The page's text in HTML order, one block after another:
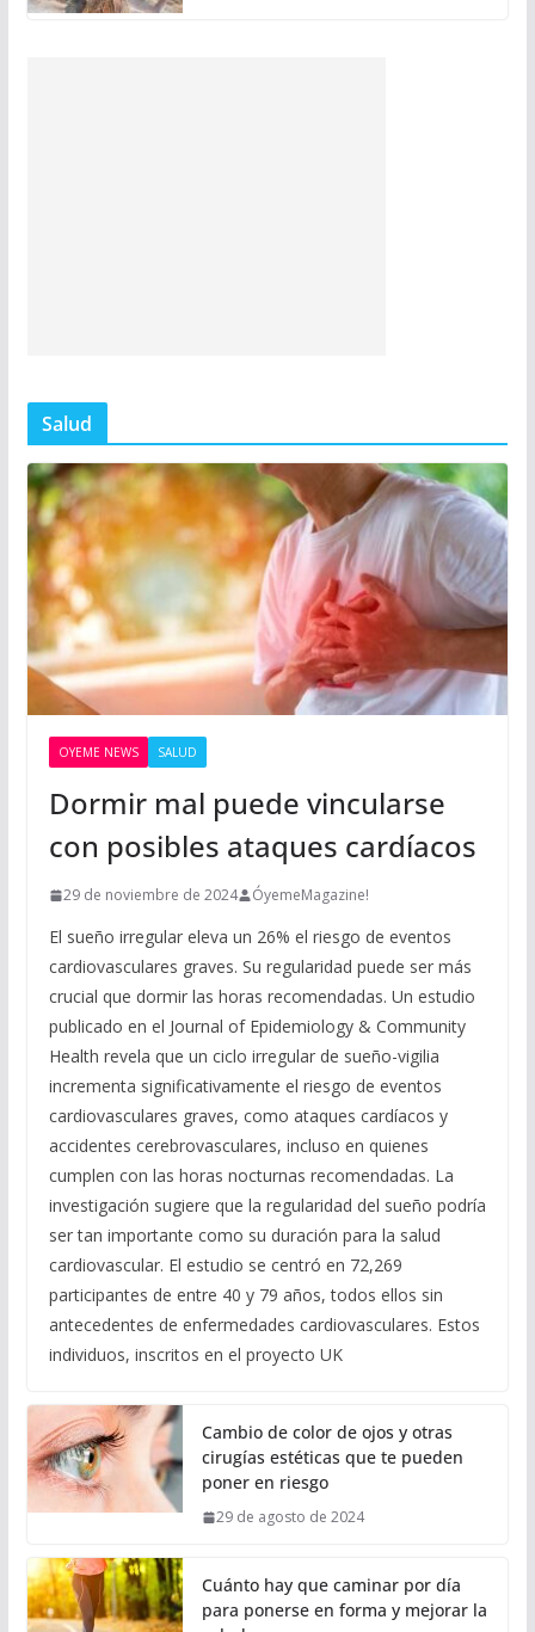
Salud
OYEME NEWS SALUD
Dormir mal puede vincularse
con posibles ataques cardíacos
29 de noviembre de 2024 ÓyemeMagazine!
El sueño irregular eleva un 26% el riesgo de eventos
cardiovasculares graves. Su regularidad puede ser más
crucial que dormir las horas recomendadas. Un estudio
publicado en el Journal of Epidemiology & Community
Health revela que un ciclo irregular de sueño-vigilia
incrementa significativamente el riesgo de eventos
cardiovasculares graves, como ataques cardíacos y
accidentes cerebrovasculares, incluso en quienes
cumplen con las horas nocturnas recomendadas. La
investigación sugiere que la regularidad del sueño podría
ser tan importante como su duración para la salud
cardiovascular. El estudio se centró en 72,269
participantes de entre 40 y 79 años, todos ellos sin
antecedentes de enfermedades cardiovasculares. Estos
individuos, inscritos en el proyecto UK
Cambio de color de ojos y otras
cirugías estéticas que te pueden
poner en riesgo
29 de agosto de 2024
Cuánto hay que caminar por día
para ponerse en forma y mejorar la